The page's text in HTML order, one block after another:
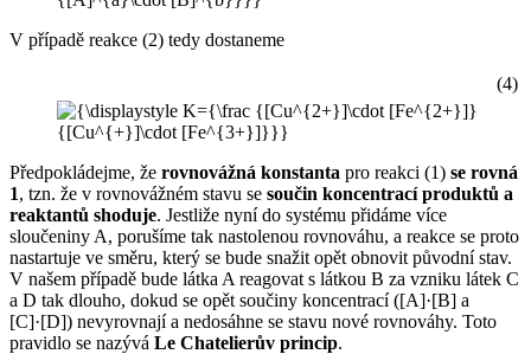
V případě reakce (2) tedy dostaneme
(4)
Předpokládejme, že rovnovážná konstanta pro reakci (1) se rovná
1, tzn. že v rovnovážném stavu se součin koncentrací produktů a
reaktantů shoduje. Jestliže nyní do systému přidáme více
sloučeniny A, porušíme tak nastolenou rovnováhu, a reakce se proto
nastartuje ve směru, který se bude snažit opět obnovit původní stav.
V našem případě bude látka A reagovat s látkou B za vzniku látek C
a D tak dlouho, dokud se opět součiny koncentrací ([A]·[B] a
[C]·[D]) nevyrovnají a nedosáhne se stavu nové rovnováhy. Toto
pravidlo se nazývá Le Chatelierův princip.